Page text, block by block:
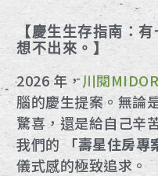
【慶生生存指南：
想不出來。】
2026 年，川閱
腦的慶生提案。無論
驚喜，還是給自己辛
我們的
「壽星住房專
儀式感的極致追求。